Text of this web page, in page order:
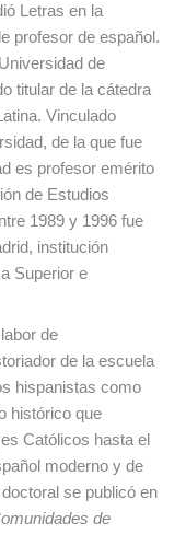
Letras en la
profesor de español.
de
titular de la cátedra
Vinculado
de la que fue
es profesor emérito
de Estudios
1989 y 1996 fue
institución
Superior e
de
de la escuela
hispanistas como
histórico que
Católicos hasta el
moderno y de
se publicó en
de